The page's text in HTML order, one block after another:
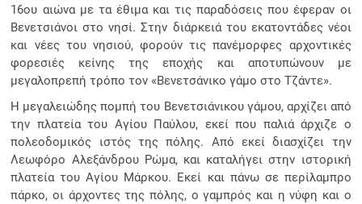
16ου αιώνα με τα έθιμα και τις παραδόσεις που έφεραν οι
Βενετσιάνοι στο νησί. Στην διάρκειά του εκατοντάδες νέοι
και νέες του νησιού, φορούν τις πανέμορφες αρχοντικές
φορεσιές κείνης της εποχής και αποτυπώνουν με
μεγαλοπρεπή τρόπο τον «Βενετσάνικο γάμο στο Τζάντε».
Η μεγαλειώδης πομπή του Βενετσιάνικου γάμου, αρχίζει από
την πλατεία του Αγίου Παύλου, εκεί που παλιά άρχιζε ο
πολεοδομικός ιστός της πόλης. Από εκεί διασχίζει την
Λεωφόρο Αλεξάνδρου Ρώμα, και καταλήγει στην ιστορική
πλατεία του Αγίου Μάρκου. Εκεί και πάνω σε περίλαμπρο
πάρκο, οι άρχοντες της πόλης, ο γαμπρός και η νύφη και ο